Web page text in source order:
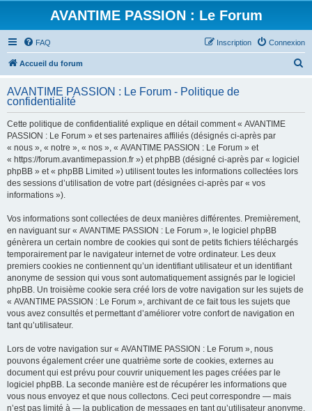
AVANTIME PASSION : Le Forum
FAQ Connexion
Inscription
Accueil du forum
h
AVANTIME PASSION : Le Forum - Politique de
confidentialité
Cette politique de confidentialité explique en détail comment « AVANTIME
PASSION : Le Forum » et ses partenaires affiliés (désignés ci-après par
« nous », « notre », « nos », « AVANTIME PASSION : Le Forum » et
« https://forum.avantimepassion.fr ») et phpBB (désigné ci-après par « logiciel
phpBB » et « phpBB Limited ») utilisent toutes les informations collectées lors
des sessions d’utilisation de votre part (désignées ci-après par « vos
informations »).
Vos informations sont collectées de deux manières différentes. Premièrement,
en naviguant sur « AVANTIME PASSION : Le Forum », le logiciel phpBB
génèrera un certain nombre de cookies qui sont de petits fichiers téléchargés
temporairement par le navigateur internet de votre ordinateur. Les deux
premiers cookies ne contiennent qu’un identifiant utilisateur et un identifiant
anonyme de session qui vous sont automatiquement assignés par le logiciel
phpBB. Un troisième cookie sera créé lors de votre navigation sur les sujets de
« AVANTIME PASSION : Le Forum », archivant de ce fait tous les sujets que
vous avez consultés et permettant d’améliorer votre confort de navigation en
tant qu’utilisateur.
Lors de votre navigation sur « AVANTIME PASSION : Le Forum », nous
pouvons également créer une quatrième sorte de cookies, externes au
document qui est prévu pour couvrir uniquement les pages créées par le
logiciel phpBB. La seconde manière est de récupérer les informations que
vous nous envoyez et que nous collectons. Ceci peut correspondre — mais
n’est pas limité à — la publication de messages en tant qu’utilisateur anonyme,